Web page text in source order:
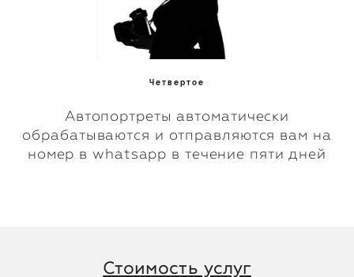
Четвертое
Автопортреты автоматически
обрабатываются и отправляются вам на
номер в whatsapp в течение пяти дней
Стоимость услуг